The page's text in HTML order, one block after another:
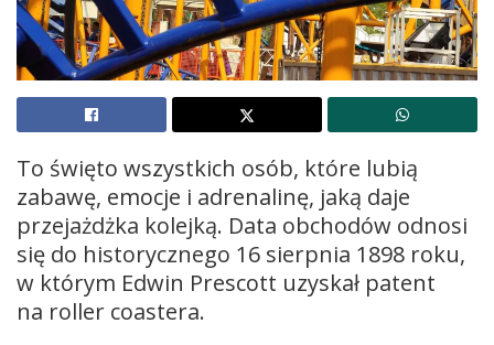
To święto wszystkich osób, które lubią
zabawę, emocje i adrenalinę, jaką daje
przejażdżka kolejką. Data obchodów odnosi
się do historycznego 16 sierpnia 1898 roku,
w którym Edwin Prescott uzyskał patent
na roller coastera.